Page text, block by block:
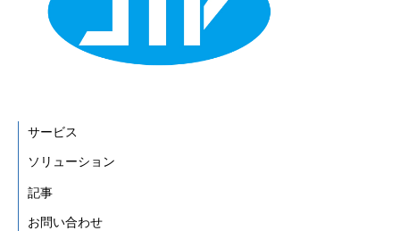
サービス
ソリューション
記事
お問い合わせ